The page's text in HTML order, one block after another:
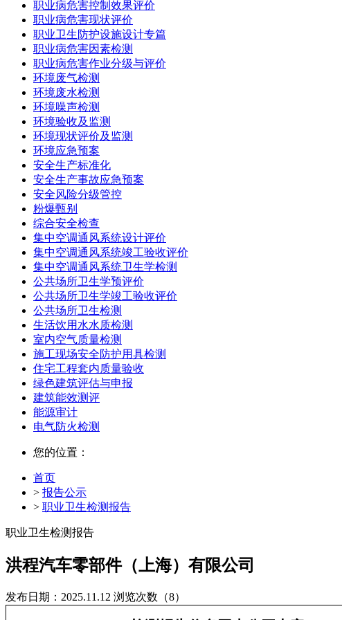
职业病危害控制效果评价
职业病危害现状评价
职业卫生防护设施设计专篇
职业病危害因素检测
职业病危害作业分级与评价
环境废气检测
环境废水检测
环境噪声检测
环境验收及监测
环境现状评价及监测
环境应急预案
安全生产标准化
安全生产事故应急预案
安全风险分级管控
粉爆甄别
综合安全检查
集中空调通风系统设计评价
集中空调通风系统竣工验收评价
集中空调通风系统卫生学检测
公共场所卫生学预评价
公共场所卫生学竣工验收评价
公共场所卫生检测
生活饮用水水质检测
室内空气质量检测
施工现场安全防护用具检测
住宅工程套内质量验收
绿色建筑评估与申报
建筑能效测评
能源审计
电气防火检测
您的位置：
首页
> 报告公示
> 职业卫生检测报告
职业卫生检测报告
洪程汽车零部件（上海）有限公司
发布日期：2025.11.12 浏览次数（8）